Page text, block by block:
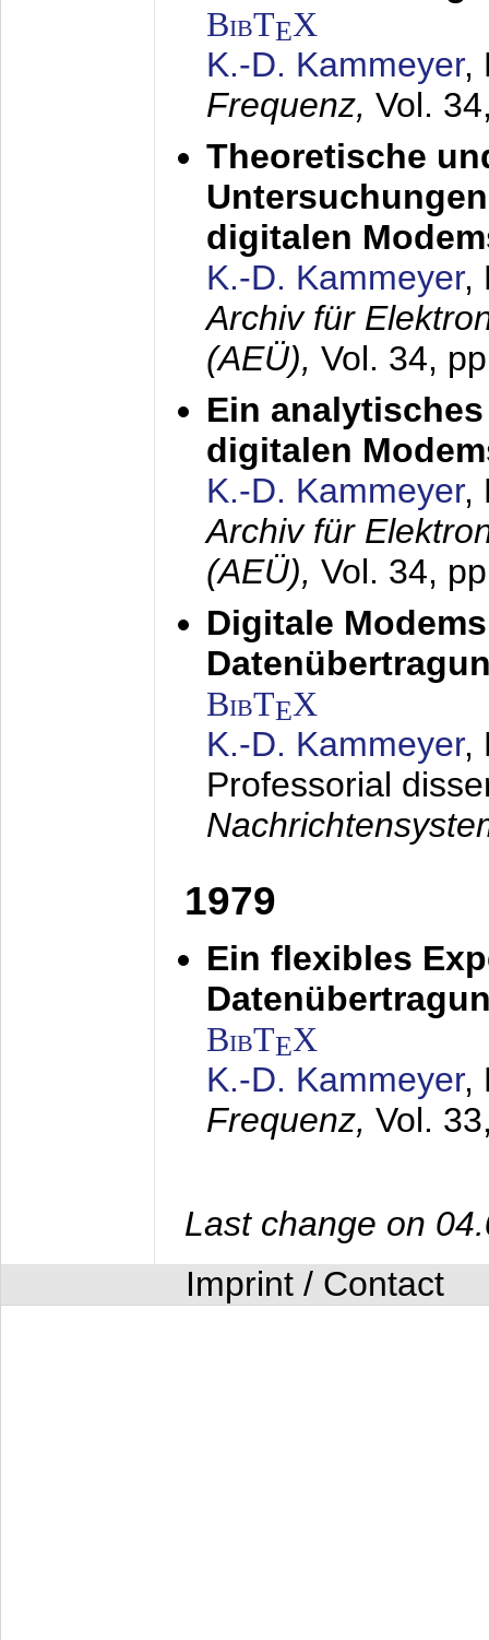
BibTEX
K.-D. Kammeyer,
Frequenz, Vol.
Theoretische
digitalen
K.-D. Kammeyer,
Archiv für
(AEÜ), Vol. 34,
Ein
digitalen
K.-D. Kammeyer,
Archiv für
(AEÜ), Vol. 34,
Digitale
BibTEX
K.-D. Kammeyer,
Professorial
1979
Ein flexibles
BibTEX
K.-D. Kammeyer,
Frequenz, Vol.
Last change on
Imprint / Contact